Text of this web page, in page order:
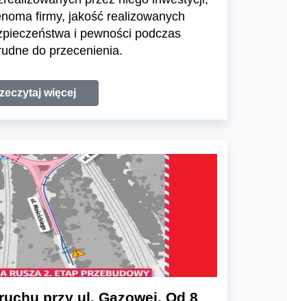
firmy, jakość realizowanych
i pewności podczas
do przecenienia.
więcej
przy ul. Gazowej. Od 8